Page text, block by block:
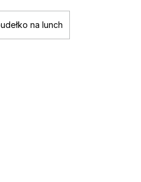
na lunch